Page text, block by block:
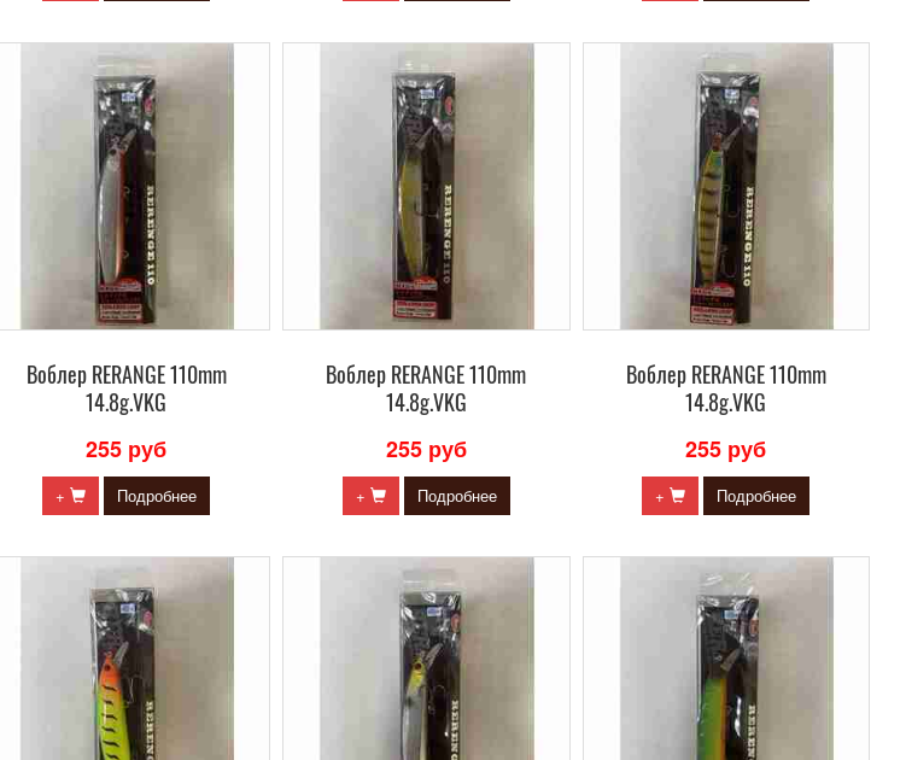
Воблер RERANGE 110mm
14.8g.VKG
255 руб
+ Подробнее
Воблер RERANGE 110mm
14.8g.VKG
255 руб
+ Подробнее
Воблер RERANGE 110mm
14.8g.VKG
255 руб
+ Подробнее